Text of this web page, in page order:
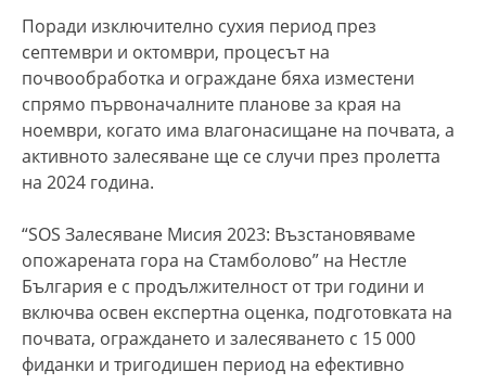
Поради изключително сухия период през
септември и октомври, процесът на
почвообработка и ограждане бяха изместени
спрямо първоначалните планове за края на
ноември, когато има влагонасищане на почвата, а
активното залесяване ще се случи през пролетта
на 2024 година.
“SOS Залесяване Мисия 2023: Възстановяваме
опожарената гора на Стамболово” на Нестле
България е с продължителност от три години и
включва освен експертна оценка, подготовката на
почвата, ограждането и залесяването с 15 000
фиданки и тригодишен период на ефективно